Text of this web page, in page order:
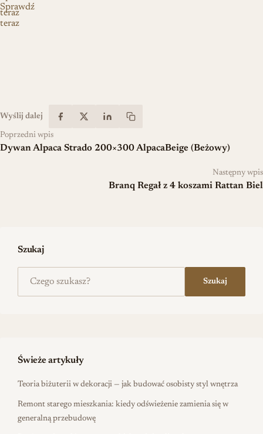
Sprawdź
teraz
teraz
Wyślij dalej
Poprzedni wpis
Dywan Alpaca Strado 200×300 AlpacaBeige (Beżowy)
Następny wpis
Branq Regał z 4 koszami Rattan Biel
Szukaj
Szukaj
Świeże artykuły
Teoria biżuterii w dekoracji — jak budować osobisty styl wnętrza
Remont starego mieszkania: kiedy odświeżenie zamienia się w
generalną przebudowę